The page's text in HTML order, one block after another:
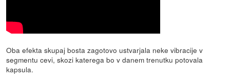
Oba efekta skupaj bosta zagotovo ustvarjala neke vibracije v
segmentu cevi, skozi katerega bo v danem trenutku potovala
kapsula.